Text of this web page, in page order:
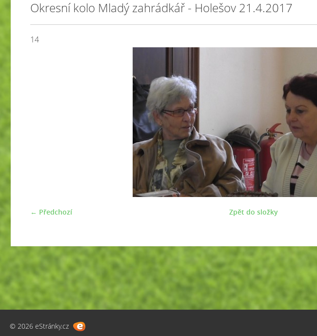
Okresní kolo Mladý zahrádkář - Holešov 21.4.2017
14
← Předchozí Zpět do složky
© 2026 eStránky.cz